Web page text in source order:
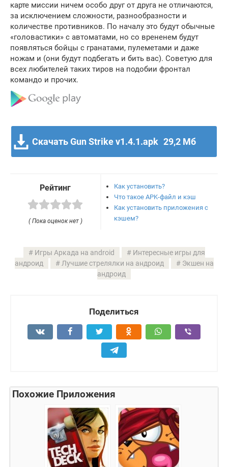
карте миссии ничем особо друг от друга не отличаются,
за исключением сложности, разнообразности и
количестве противников. По началу это будут обычные
«головастики» с автоматами, но со врененем будут
появляться бойцы с гранатами, пулеметами и даже
ножам и (они будут подбегать и бить вас). Советую для
всех любителей таких тиров на подобии фронтал
командо и прочих.
Скачать Gun Strike v1.4.1.apk 29,2 Мб
Рейтинг
( Пока оценок нет )
Как установить?
Что такое APK-файл и кэш
Как установить приложения с
кэшем?
Игры Аркада на android
Интересные игры для
андроид
Лучшие стрелялки на андроид
Экшен на
андроид
Поделиться
Похожие Приложения